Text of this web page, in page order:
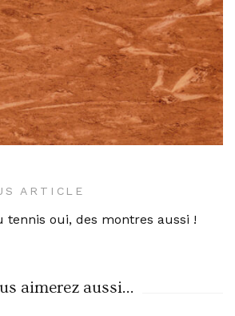
ARTICLE
tennis oui, des montres aussi !
aimerez aussi...